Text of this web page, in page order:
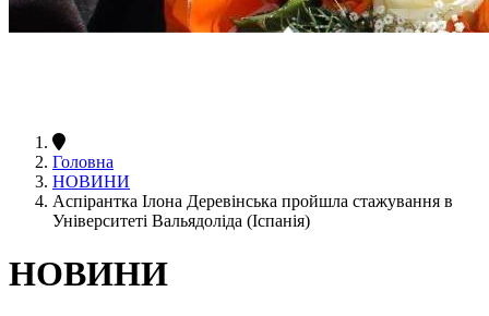
Головна
НОВИНИ
Аспірантка Ілона Деревінська пройшла стажування в
Університеті Вальядоліда (Іспанія)
НОВИНИ